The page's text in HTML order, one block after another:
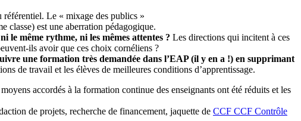
référentiel. Le « mixage des publics »
classe) est une aberration pédagogique.
le même rythme, ni les mêmes attentes ? Les directions qui incitent à ces
ils avoir que ces choix cornéliens ?
une formation très demandée dans l’EAP (il y en a !) en supprimant
de travail et les élèves de meilleures conditions d’apprentissage.
accordés à la formation continue des enseignants ont été réduits et les
de projets, recherche de financement, jaquette de CCF CCF Contrôle